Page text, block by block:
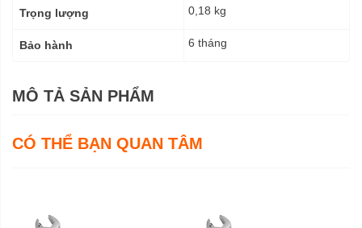
Trọng lượng 0,18 kg
Bảo hành 6 tháng
MÔ TẢ SẢN PHẨM
CÓ THỂ BẠN QUAN TÂM